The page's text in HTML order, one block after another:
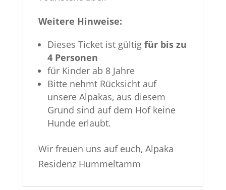
Weitere Hinweise:
Dieses Ticket ist gültig für bis zu
4 Personen
für Kinder ab 8 Jahre
Bitte nehmt Rücksicht auf
unsere Alpakas, aus diesem
Grund sind auf dem Hof keine
Hunde erlaubt.
Wir freuen uns auf euch, Alpaka
Residenz Hummeltamm